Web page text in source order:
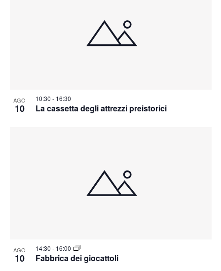
AGO
10 La cassetta degli attrezzi preistorici
10:30 - 16:30
AGO
10 Fabbrica dei giocattoli
14:30 - 16:00